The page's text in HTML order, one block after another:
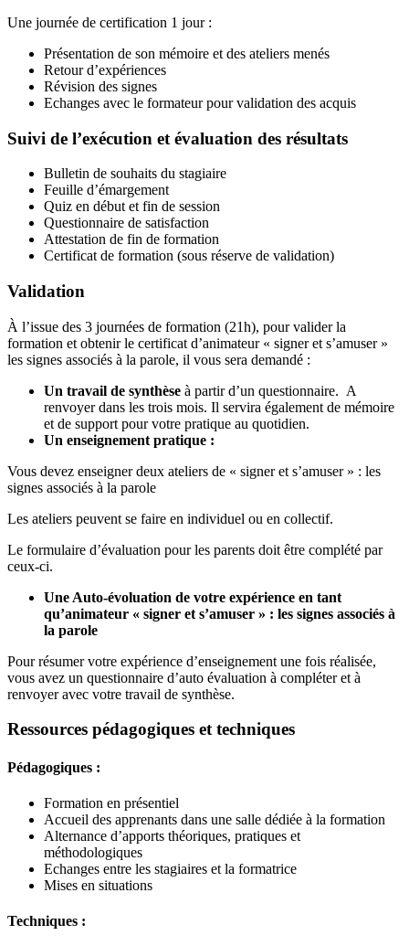
Une journée de certification 1 jour :
Présentation de son mémoire et des ateliers menés
Retour d’expériences
Révision des signes
Echanges avec le formateur pour validation des acquis
Suivi de l’exécution et évaluation des résultats
Bulletin de souhaits du stagiaire
Feuille d’émargement
Quiz en début et fin de session
Questionnaire de satisfaction
Attestation de fin de formation
Certificat de formation (sous réserve de validation)
Validation
À l’issue des 3 journées de formation (21h), pour valider la
formation et obtenir le certificat d’animateur « signer et s’amuser »
les signes associés à la parole, il vous sera demandé :
Un travail de synthèse à partir d’un questionnaire. A
renvoyer dans les trois mois. Il servira également de mémoire
et de support pour votre pratique au quotidien.
Un enseignement pratique :
Vous devez enseigner deux ateliers de « signer et s’amuser » : les
signes associés à la parole
Les ateliers peuvent se faire en individuel ou en collectif.
Le formulaire d’évaluation pour les parents doit être complété par
ceux-ci.
Une Auto-évoluation de votre expérience en tant
qu’animateur « signer et s’amuser » : les signes associés à
la parole
Pour résumer votre expérience d’enseignement une fois réalisée,
vous avez un questionnaire d’auto évaluation à compléter et à
renvoyer avec votre travail de synthèse.
Ressources pédagogiques et techniques
Pédagogiques :
Formation en présentiel
Accueil des apprenants dans une salle dédiée à la formation
Alternance d’apports théoriques, pratiques et
méthodologiques
Echanges entre les stagiaires et la formatrice
Mises en situations
Techniques :